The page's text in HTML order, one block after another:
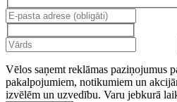
Vēlos saņemt reklāmas paziņojumus
pakalpojumiem, notikumiem un
izvēlēm un uzvedību. Varu jebkurā